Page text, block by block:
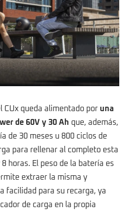
CUx queda alimentado por una
de 60V y 30 Ah que, además,
de 30 meses u 800 ciclos de
para rellenar al completo esta
horas. El peso de la batería es
extraer la misma y
facilidad para su recarga, ya
de carga en la propia